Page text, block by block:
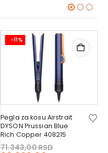
-11%
Pegla za kosu Airstrait
DYSON Prussian Blue
Rich Copper 408215
71.343,00RSD